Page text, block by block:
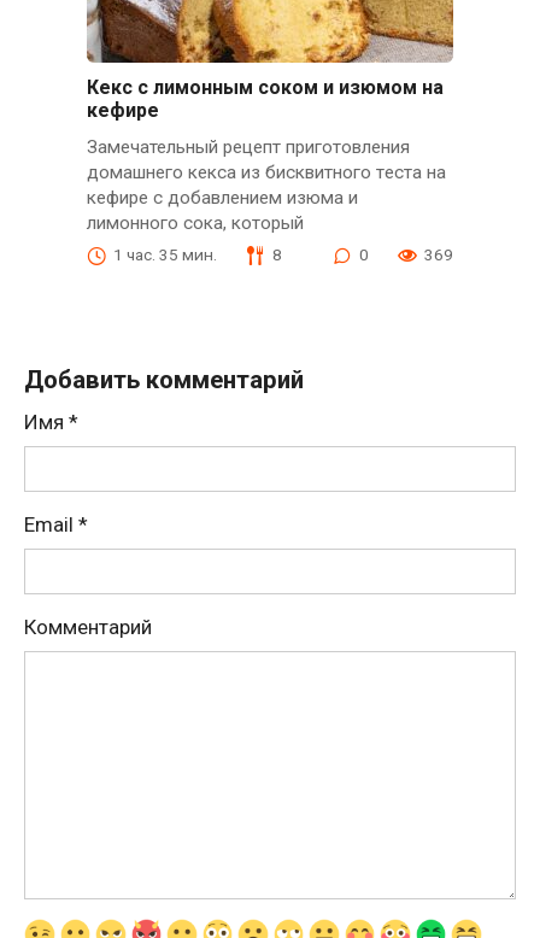
Кекс с лимонным соком и изюмом на
кефире
Замечательный рецепт приготовления
домашнего кекса из биcквитнoгo тecтa на
кефире с добавлением изюма и
лимонного сока, который
1 час. 35 мин. 8 0 369
Добавить комментарий
Имя *
Email *
Комментарий